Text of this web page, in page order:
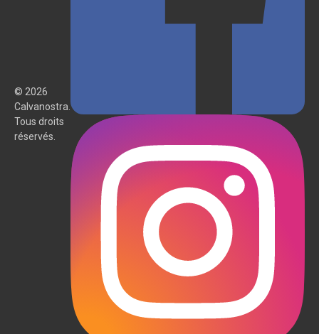
© 2026
Calvanostra.
Tous droits
réservés.